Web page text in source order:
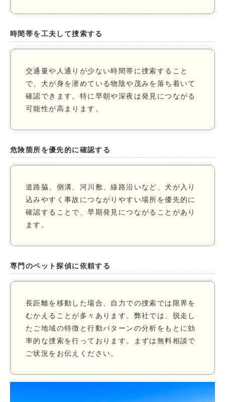
時間帯を工夫して捜索する
交通量や人通りが少ない時間帯に捜索すること
で、犬が身を潜めている物陰や茂みを落ち着いて
確認できます。特に早朝や深夜は発見につながる
可能性が高まります。
危険箇所を優先的に確認する
道路脇、側溝、河川敷、線路沿いなど、犬が入り
込みやすく事故につながりやすい場所を優先的に
確認することで、早期発見につながることがあり
ます。
専門のペット探偵に依頼する
長距離を移動した場合、自力での捜索では限界を
むかえることが多々あります。弊社では、脱走し
たご地域の特徴と行動パターンの分析をもとに効
率的な捜索を行っております。まずは無料相談で
ご状況をお伝えください。